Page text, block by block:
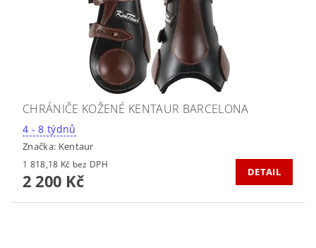
CHRÁNIČE KOŽENÉ KENTAUR BARCELONA
4 - 8 týdnů
Značka: Kentaur
1 818,18 Kč bez DPH
2 200 Kč DETAIL